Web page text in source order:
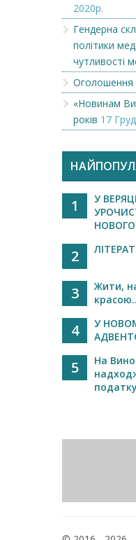
2020р.
Гендерна
політики
чутливості
Оголошення
«Новинам
років 17
1
У
2
3
Жити,
4
У
5
На